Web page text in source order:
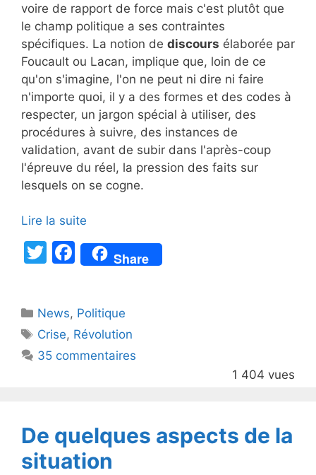
voire de rapport de force mais c'est plutôt que
le champ politique a ses contraintes
spécifiques. La notion de discours élaborée par
Foucault ou Lacan, implique que, loin de ce
qu'on s'imagine, l'on ne peut ni dire ni faire
n'importe quoi, il y a des formes et des codes à
respecter, un jargon spécial à utiliser, des
procédures à suivre, des instances de
validation, avant de subir dans l'après-coup
l'épreuve du réel, la pression des faits sur
lesquels on se cogne.
Lire la suite
T
er
F
a
e
b
o
Share
Catégories
News, Politique
Étiquettes
Crise, Révolution
35 commentaires
1 404 vues
De quelques aspects de la
situation